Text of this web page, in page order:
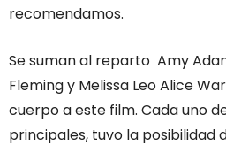
recomendamos.
Se suman al reparto Amy
Fleming y Melissa Leo Alice
cuerpo a este film. Cada uno
principales, tuvo la posibilidad